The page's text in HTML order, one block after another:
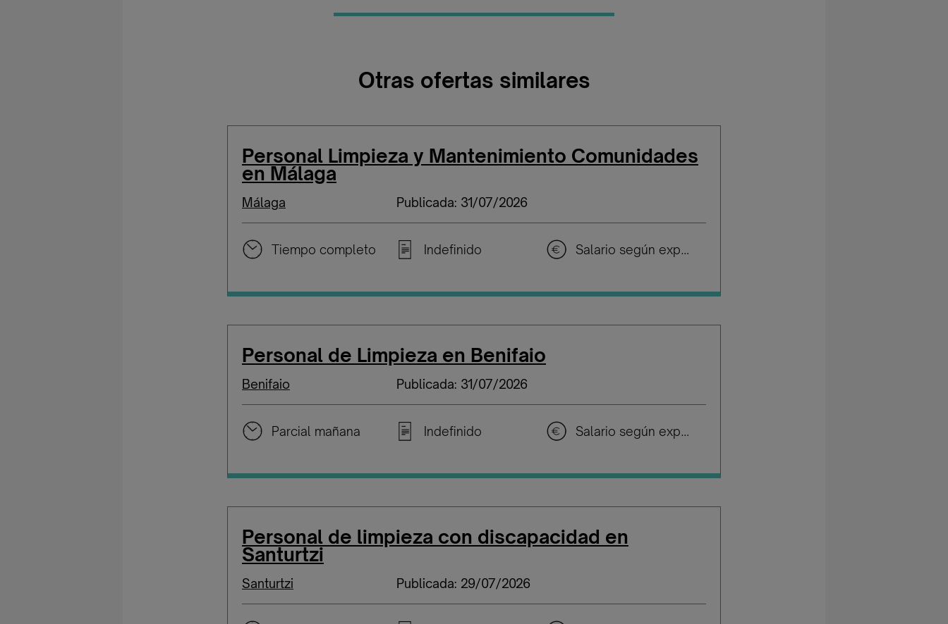
Otras ofertas similares
Personal Limpieza y Mantenimiento Comunidades
en Málaga
Málaga Publicada: 31/07/2026
Tiempo completo Indefinido Salario según experiencia
Personal de Limpieza en Benifaio
Benifaio Publicada: 31/07/2026
Parcial mañana Indefinido Salario según experiencia
Personal de limpieza con discapacidad en
Santurtzi
Santurtzi Publicada: 29/07/2026